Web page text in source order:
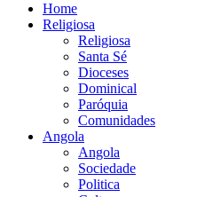
Home
Religiosa
Religiosa
Santa Sé
Dioceses
Dominical
Paróquia
Comunidades
Angola
Angola
Sociedade
Politica